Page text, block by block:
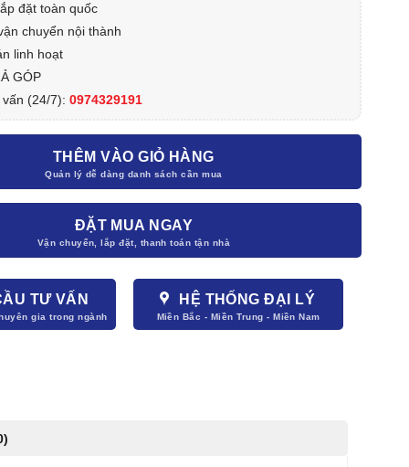
đặt toàn quốc
chuyển nội thành
linh hoạt
GÓP
(24/7): 0974329191
THÊM VÀO GIỎ HÀNG
ĐẶT MUA NGAY
TƯ VẤN HỆ THỐNG ĐẠI LÝ